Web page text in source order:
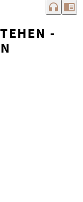
headphones chrome_reader_mode
-